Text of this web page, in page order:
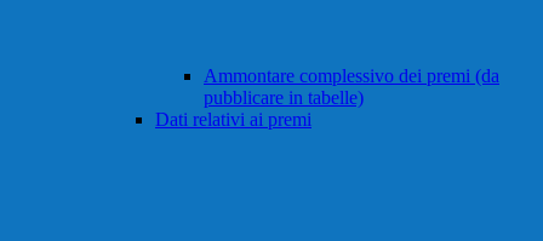
Ammontare complessivo dei premi (da
pubblicare in tabelle)
Dati relativi ai premi